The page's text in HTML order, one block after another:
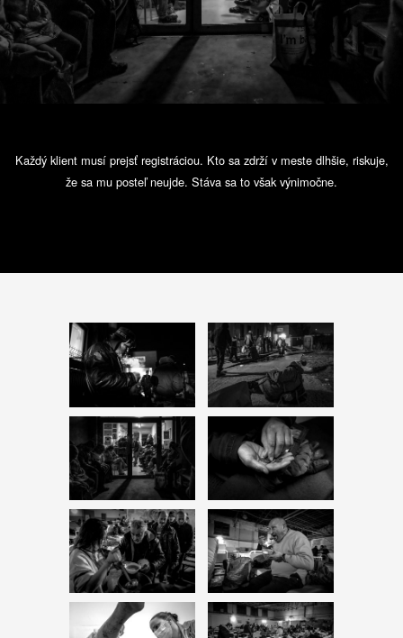
Každý klient musí prejsť registráciou. Kto sa zdrží v meste dlhšie, riskuje,
že sa mu posteľ neujde. Stáva sa to však výnimočne.